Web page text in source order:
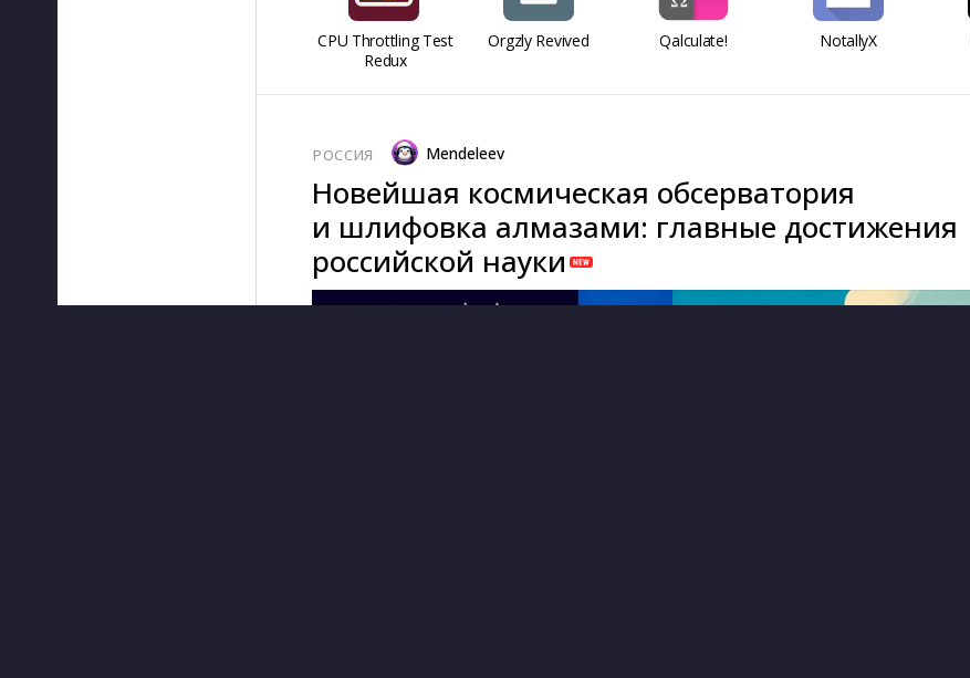
CPU Throttling Test
Redux
Orgzly Revived Qalculate! NotallyX
РОССИЯ Mendeleev
Новейшая космическая обсерватория
и шлифовка алмазами: главные достижения
российской науки